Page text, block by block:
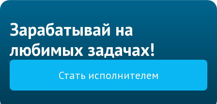
Зарабатывай на
любимых задачах!
Стать исполнителем